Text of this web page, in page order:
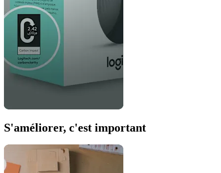
S'améliorer, c'est important